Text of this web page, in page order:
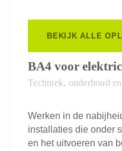
BEKIJK ALLE
BA4 voor
Techniek, onderhoud
Werken in de
installaties die onder
en het uitvoeren van